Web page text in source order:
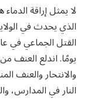
لا يمثل إراقة
الذي يحدث في
يومًا. اندلع العنف
والانتحار والعنف
النار في المدارس،